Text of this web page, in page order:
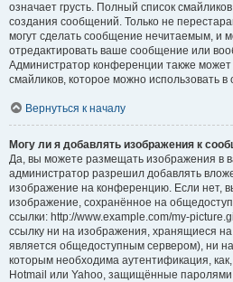
означает грусть. Полный список
создания сообщений. Только не
могут сделать сообщение нечитаемым, и
отредактировать ваше сообщение или
Администратор конференции также может
смайликов, которое можно использовать
Вернуться к началу
Могу ли я добавлять изображения к
Да, вы можете размещать изображения в
администратор разрешил добавлять
изображение на конференцию. Если нет,
изображение, сохранённое на
ссылки: http://www.example.com/my-
ссылку ни на изображения, хранящиеся
является общедоступным сервером), ни
которым необходима аутентификация,
Hotmail или Yahoo, защищённые паролями